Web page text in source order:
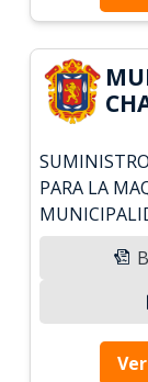
PARA LA